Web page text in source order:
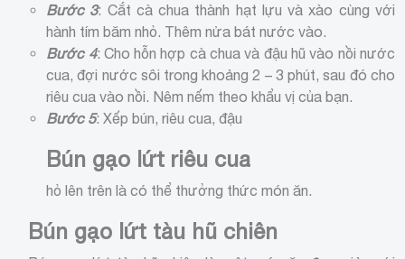
Bước 3: Cắt cà chua thành hạt lựu và xào cùng với
hành tím băm nhỏ. Thêm nửa bát nước vào.
Bước 4: Cho hỗn hợp cà chua và đậu hũ vào nồi nước
cua, đợi nước sôi trong khoảng 2 – 3 phút, sau đó cho
riêu cua vào nồi. Nêm nếm theo khẩu vị của bạn.
Bước 5: Xếp bún, riêu cua, đậu
Bún gạo lứt riêu cua
hỏ lên trên là có thể thưởng thức món ăn.
Bún gạo lứt tàu hũ chiên